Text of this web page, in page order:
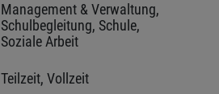
Management & Verwaltung,
Schulbegleitung, Schule,
Soziale Arbeit
Teilzeit, Vollzeit